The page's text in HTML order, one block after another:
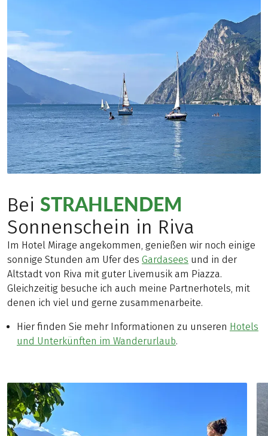
Bei STRAHLENDEM
Sonnenschein in Riva
Im Hotel Mirage angekommen, genießen wir noch einige
sonnige Stunden am Ufer des Gardasees und in der
Altstadt von Riva mit guter Livemusik am Piazza.
Gleichzeitig besuche ich auch meine Partnerhotels, mit
denen ich viel und gerne zusammenarbeite.
Hier finden Sie mehr Informationen zu unseren Hotels
und Unterkünften im Wanderurlaub.